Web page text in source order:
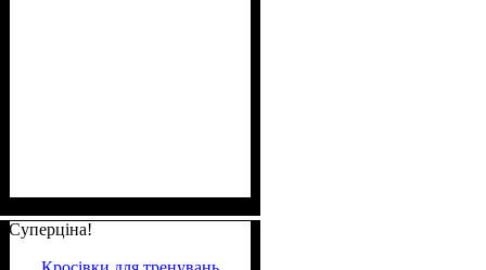
Суперціна!